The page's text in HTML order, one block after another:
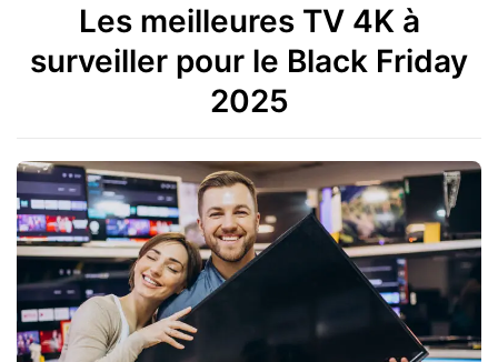
Les meilleures TV 4K à
surveiller pour le Black Friday
2025